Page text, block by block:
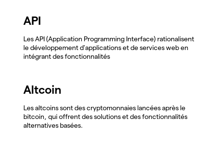
API
Les API (Application Programming Interface) rationalisent
le développement d'applications et de services web en
intégrant des fonctionnalités
Altcoin
Les altcoins sont des cryptomonnaies lancées après le
bitcoin, qui offrent des solutions et des fonctionnalités
alternatives basées.